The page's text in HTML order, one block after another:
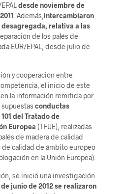
desde noviembre de
. Además, intercambiaron
relativa a las
de los palés de
EUR/EPAL, desde julio de
y cooperación entre
el inicio de este
la información remitida por
conductas
del Tratado de
Europea (TFUE), realizadas
de madera de calidad
de calidad de ámbito europeo
en la Unión Europea).
se inició una investigación
junio de 2012 se realizaron